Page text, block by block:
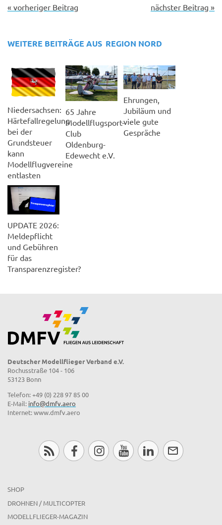
« vorheriger Beitrag nächster Beitrag »
WEITERE BEITRÄGE AUS REGION NORD
Niedersachsen:
Härtefallregelung
bei der
Grundsteuer
kann
Modellflugvereine
entlasten
65 Jahre
Modellflugsport-
Club
Oldenburg-
Edewecht e.V.
Ehrungen,
Jubiläum und
viele gute
Gespräche
UPDATE 2026:
Meldepflicht
und Gebühren
für das
Transparenzregister?
Deutscher Modellflieger Verband e.V.
Rochusstraße 104 - 106
53123 Bonn
Telefon: +49 (0) 228 97 85 00
E-Mail: info@dmfv.aero
Internet: www.dmfv.aero
SHOP
DROHNEN / MULTICOPTER
MODELLFLIEGER-MAGAZIN